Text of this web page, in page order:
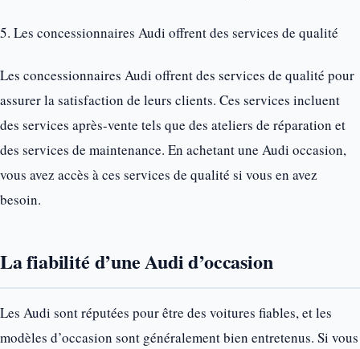
5. Les concessionnaires Audi offrent des services de qualité
Les concessionnaires Audi offrent des services de qualité pour
assurer la satisfaction de leurs clients. Ces services incluent
des services après-vente tels que des ateliers de réparation et
des services de maintenance. En achetant une Audi occasion,
vous avez accès à ces services de qualité si vous en avez
besoin.
La fiabilité d’une Audi d’occasion
Les Audi sont réputées pour être des voitures fiables, et les
modèles d’occasion sont généralement bien entretenus. Si vous